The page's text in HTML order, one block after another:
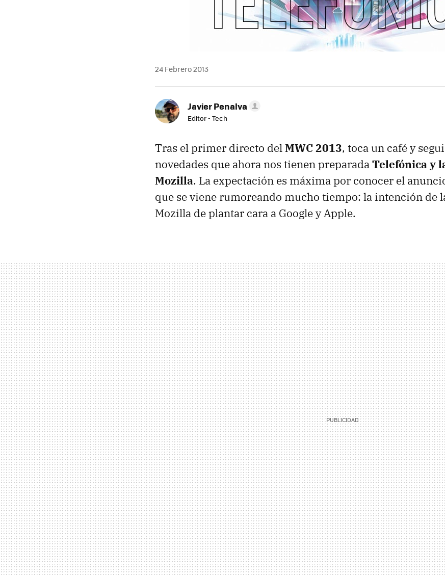
24 Febrero 2013
Javier Penalva
Editor - Tech
Tras el primer directo delMWC 2013, toca un café y
novedades que ahora nos tienen preparadaTelefónica y
Mozilla. La expectación es máxima por conocer el
que se viene rumoreando mucho tiempo: la intención de
Mozilla de plantar cara a Google y Apple.